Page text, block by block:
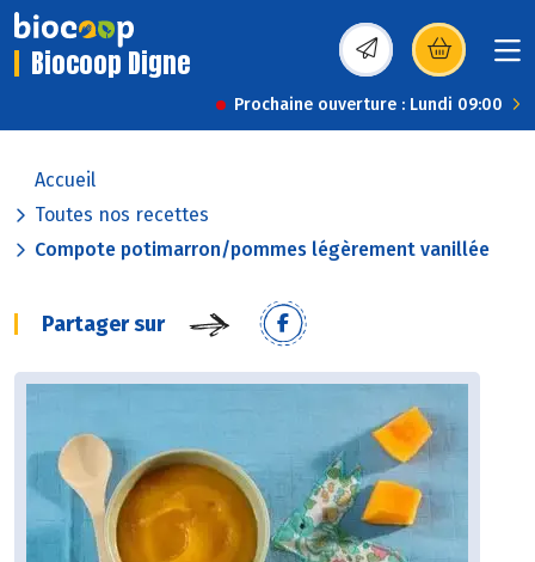
Biocoop Digne (s’ouvre dans une
Prochaine ouverture : Lundi 09:00
Accueil
Toutes nos recettes
Compote potimarron/pommes légèrement vanillée
Partager sur